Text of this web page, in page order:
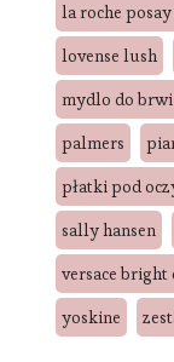
la roche
lovense lush
mydlo do brwi
palmers
płatki pod
sally hansen
versace bright
yoskine